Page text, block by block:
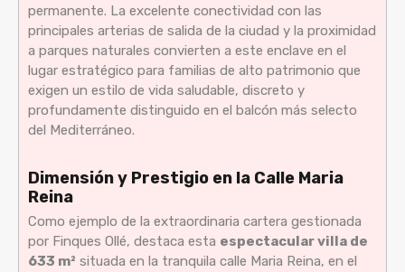
permanente. La excelente conectividad con las
principales arterias de salida de la ciudad y la proximidad
a parques naturales convierten a este enclave en el
lugar estratégico para familias de alto patrimonio que
exigen un estilo de vida saludable, discreto y
profundamente distinguido en el balcón más selecto
del Mediterráneo.
Dimensión y Prestigio en la Calle Maria
Reina
Como ejemplo de la extraordinaria cartera gestionada
por Finques Ollé, destaca esta espectacular villa de
633 m² situada en la tranquila calle Maria Reina, en el